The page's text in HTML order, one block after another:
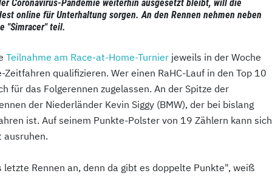
Coronavirus-Pandemie weiterhin ausgesetzt bleibt, will die
online für Unterhaltung sorgen. An den Rennen nehmen neben
"Simracer" teil.
Teilnahme am Race-at-Home-Turnier jeweils in der Woche
qualifizieren. Wer einen RaHC-Lauf in den Top 10
für das Folgerennen zugelassen. An der Spitze der
der Niederländer Kevin Siggy (BMW), der bei bislang
ist. Auf seinem Punkte-Polster von 19 Zählern kann sich
ausruhen.
Rennen an, denn da gibt es doppelte Punkte", weiß